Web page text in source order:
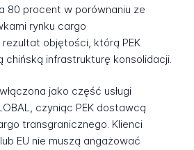
80 procent w porównaniu ze
rynku cargo
objętości, którą PEK
chińską infrastrukturę konsolidacji.
jako część usługi
czyniąc PEK dostawcą
transgranicznego. Klienci
EU nie muszą angażować